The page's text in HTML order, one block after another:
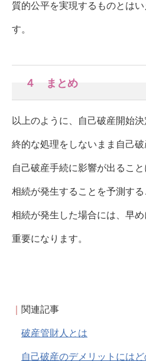
質的公平を実現するものとは
す。
４ まとめ
以上のように、自己破産開始
終的な処理をしないまま自己破
自己破産手続に影響が出ること
相続が発生することを予測す
相続が発生した場合には、早
重要になります。
関連記事
破産管財人とは
自己破産のデメリットには